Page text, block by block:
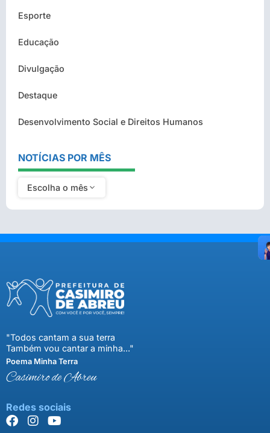
Esporte
Educação
Divulgação
Destaque
Desenvolvimento Social e Direitos Humanos
NOTÍCIAS POR MÊS
Escolha o mês
"Todos cantam a sua terra
Também vou cantar a minha..."
Poema Minha Terra
Casimiro de Abreu
Redes sociais